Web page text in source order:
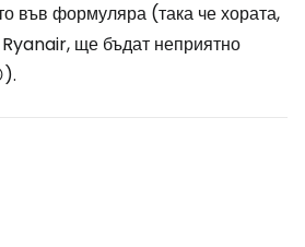
във формуляра (така че хората,
Ryanair, ще бъдат неприятно